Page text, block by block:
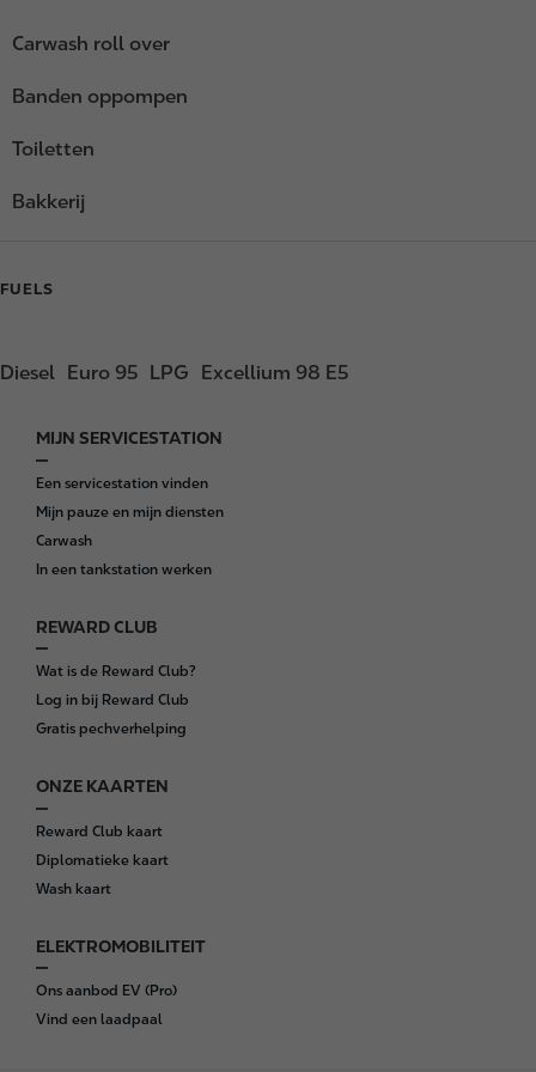
Carwash roll over
Banden oppompen
Toiletten
Bakkerij
FUELS
Diesel Euro 95 LPG Excellium 98 E5
F
o
o
t
e
MIJN SERVICESTATION
Een servicestation vinden
Mijn pauze en mijn diensten
Carwash
In een tankstation werken
REWARD CLUB
Wat is de Reward Club?
Log in bij Reward Club
Gratis pechverhelping
ONZE KAARTEN
Reward Club kaart
Diplomatieke kaart
Wash kaart
ELEKTROMOBILITEIT
Ons aanbod EV (Pro)
Vind een laadpaal